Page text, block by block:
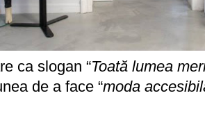
ca slogan “Toată lumea
de a face “moda